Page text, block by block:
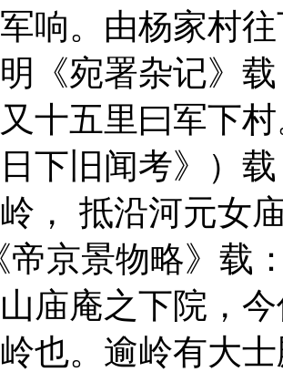
响。由杨家村
《宛署杂记》
十五里曰军下
日下旧闻考》）
， 抵沿河元女
帝京景物略》载
庙庵之下院，
也。逾岭有大